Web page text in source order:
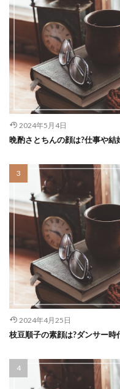
2024年5月4日
晩酌さとちんの顔は?仕事や
2024年4月25日
枝豆順子の素顔は?ダンサー